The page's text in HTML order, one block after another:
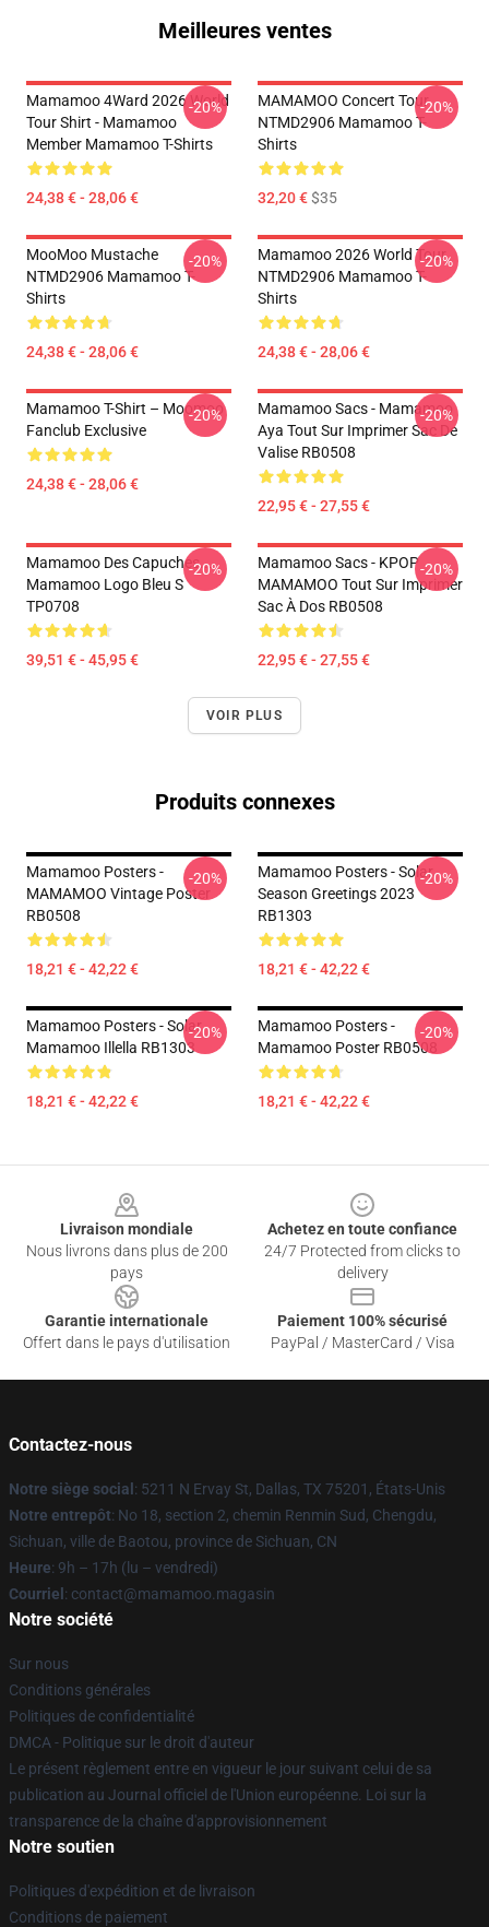
Meilleures ventes
Mamamoo 4Ward 2026 World
Tour Shirt - Mamamoo
Member Mamamoo T-Shirts
24,38 € - 28,06 €
-20%
MAMAMOO Concert Tour
NTMD2906 Mamamoo T-
Shirts
32,20 €$35
-20%
MooMoo Mustache
NTMD2906 Mamamoo T-
Shirts
24,38 € - 28,06 €
-20%
Mamamoo 2026 World Tour
NTMD2906 Mamamoo T-
Shirts
24,38 € - 28,06 €
-20%
Mamamoo T-Shirt – Moomoo
Fanclub Exclusive
24,38 € - 28,06 €
-20%
Mamamoo Sacs - Mamamoo
Aya Tout Sur Imprimer Sac De
Valise RB0508
22,95 € - 27,55 €
-20%
Mamamoo Des Capuches...
Mamamoo Logo Bleu S
TP0708
39,51 € - 45,95 €
-20%
Mamamoo Sacs - KPOP
MAMAMOO Tout Sur Imprimer
Sac À Dos RB0508
22,95 € - 27,55 €
-20%
VOIR PLUS
Produits connexes
Mamamoo Posters -
MAMAMOO Vintage Poster
RB0508
18,21 € - 42,22 €
-20%
Mamamoo Posters - Solar
Season Greetings 2023
RB1303
18,21 € - 42,22 €
-20%
Mamamoo Posters - Solar
Mamamoo Illella RB1303
18,21 € - 42,22 €
-20%
Mamamoo Posters -
Mamamoo Poster RB0508
18,21 € - 42,22 €
-20%
Livraison mondiale
Nous livrons dans plus de 200
pays
Achetez en toute confiance
24/7 Protected from clicks to
delivery
Garantie internationale
Offert dans le pays d'utilisation
Paiement 100% sécurisé
PayPal / MasterCard / Visa
Contactez-nous
Notre siège social : 5211 N Ervay St, Dallas, TX 75201, États-Unis
Notre entrepôt: No 18, section 2, chemin Renmin Sud, Chengdu,
Sichuan, ville de Baotou, province de Sichuan, CN
Heure: 9h – 17h (lu – vendredi)
Courriel : contact@mamamoo.magasin
Notre société
Sur nous
Conditions générales
Politiques de confidentialité
DMCA - Politique sur le droit d'auteur
Le présent règlement entre en vigueur le jour suivant celui de sa
publication au Journal officiel de l'Union européenne. Loi sur la
transparence de la chaîne d'approvisionnement
Notre soutien
Politiques d'expédition et de livraison
Conditions de paiement